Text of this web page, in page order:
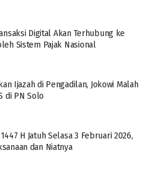
Digital Akan Terhubung ke
Sistem Pajak Nasional
Ijazah di Pengadilan, Jokowi Malah
di PN Solo
H Jatuh Selasa 3 Februari 2026,
dan Niatnya